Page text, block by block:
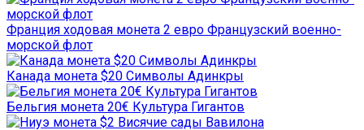
Франция ходовая монета 2 евро Французский военно-
морской флот
Канада монета $20 Символы Адинкры
Бельгия монета 20€ Культура Гигантов